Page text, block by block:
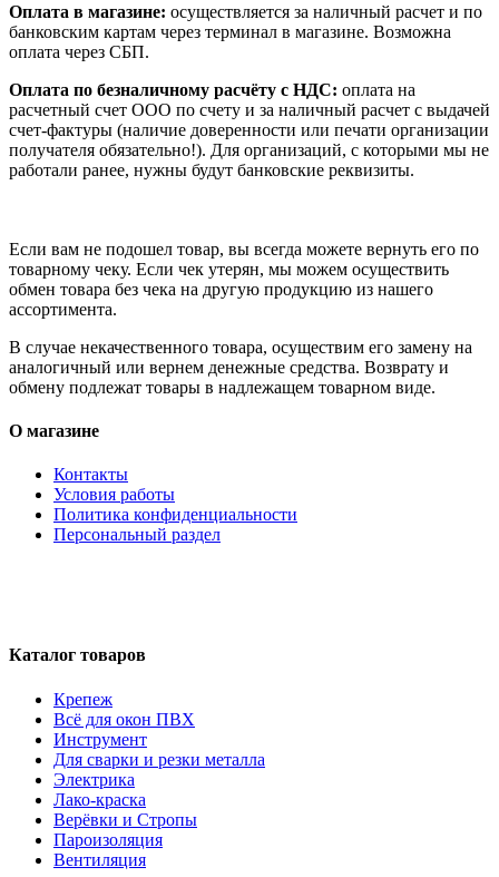
Оплата в магазине: осуществляется за наличный расчет и по
банковским картам через терминал в магазине. Возможна
оплата через СБП.
Оплата по безналичному расчёту с НДС: оплата на
расчетный счет ООО по счету и за наличный расчет с выдачей
счет-фактуры (наличие доверенности или печати организации
получателя обязательно!). Для организаций, с которыми мы не
работали ранее, нужны будут банковские реквизиты.
Если вам не подошел товар, вы всегда можете вернуть его по
товарному чеку. Если чек утерян, мы можем осуществить
обмен товара без чека на другую продукцию из нашего
ассортимента.
В случае некачественного товара, осуществим его замену на
аналогичный или вернем денежные средства. Возврату и
обмену подлежат товары в надлежащем товарном виде.
О магазине
Контакты
Условия работы
Политика конфиденциальности
Персональный раздел
Каталог товаров
Крепеж
Всё для окон ПВХ
Инструмент
Для сварки и резки металла
Электрика
Лако-краска
Верёвки и Стропы
Пароизоляция
Вентиляция